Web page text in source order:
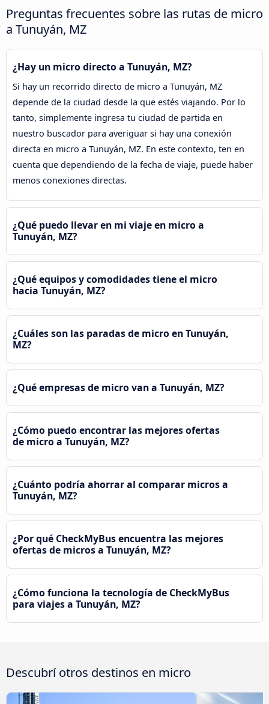
Preguntas frecuentes sobre las rutas de micro
a Tunuyán, MZ
¿Hay un micro directo a Tunuyán, MZ?
Si hay un recorrido directo de micro a Tunuyán, MZ
depende de la ciudad desde la que estés viajando. Por lo
tanto, simplemente ingresa tu ciudad de partida en
nuestro buscador para averiguar si hay una conexión
directa en micro a Tunuyán, MZ. En este contexto, ten en
cuenta que dependiendo de la fecha de viaje, puede haber
menos conexiones directas.
¿Qué puedo llevar en mi viaje en micro a
Tunuyán, MZ?
¿Qué equipos y comodidades tiene el micro
hacia Tunuyán, MZ?
¿Cuáles son las paradas de micro en Tunuyán,
MZ?
¿Qué empresas de micro van a Tunuyán, MZ?
¿Cómo puedo encontrar las mejores ofertas
de micro a Tunuyán, MZ?
¿Cuánto podría ahorrar al comparar micros a
Tunuyán, MZ?
¿Por qué CheckMyBus encuentra las mejores
ofertas de micros a Tunuyán, MZ?
¿Cómo funciona la tecnología de CheckMyBus
para viajes a Tunuyán, MZ?
Descubrí otros destinos en micro